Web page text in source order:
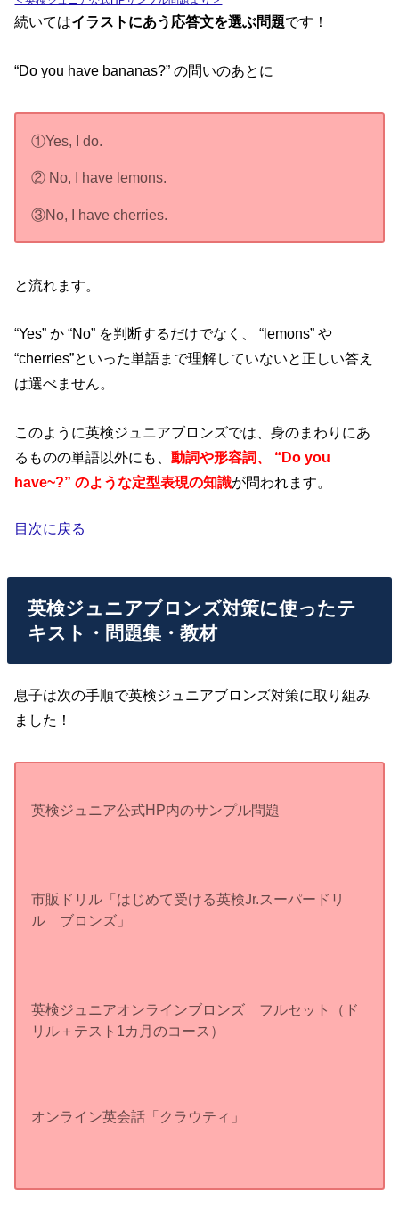
続いてはイラストにあう応答文を選ぶ問題です！
“Do you have bananas?” の問いのあとに
①Yes, I do.
② No, I have lemons.
③No, I have cherries.
と流れます。
“Yes” か “No” を判断するだけでなく、 “lemons” や
“cherries”といった単語まで理解していないと正しい答え
は選べません。
このように英検ジュニアブロンズでは、身のまわりにあ
るものの単語以外にも、動詞や形容詞、 “Do you
have~?” のような定型表現の知識が問われます。
目次に戻る
英検ジュニアブロンズ対策に使ったテ
キスト・問題集・教材
息子は次の手順で英検ジュニアブロンズ対策に取り組み
ました！
英検ジュニア公式HP内のサンプル問題
市販ドリル「はじめて受ける英検Jr.スーパードリ
ル ブロンズ」
英検ジュニアオンラインブロンズ フルセット（ド
リル＋テスト1カ月のコース）
オンライン英会話「クラウティ」